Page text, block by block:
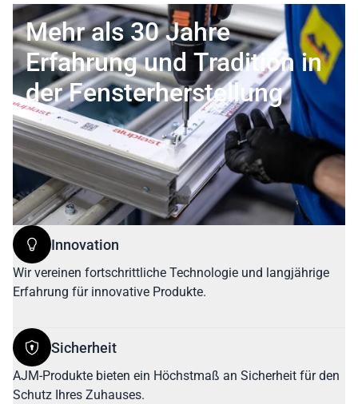
Mehr als 30 Jahre
Erfahrung und Tradition in
der Fensterherstellung
Innovation
Wir vereinen fortschrittliche Technologie und langjährige
Erfahrung für innovative Produkte.
Sicherheit
AJM-Produkte bieten ein Höchstmaß an Sicherheit für den
Schutz Ihres Zuhauses.